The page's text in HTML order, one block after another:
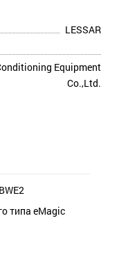
LESSAR
Equipment
Co.,Ltd.
типа eMagic